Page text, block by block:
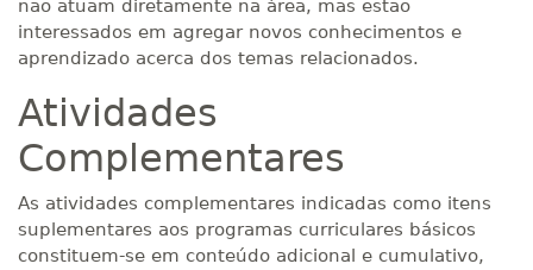
não atuam diretamente na área, mas estão
interessados em agregar novos conhecimentos e
aprendizado acerca dos temas relacionados.
Atividades
Complementares
As atividades complementares indicadas como itens
suplementares aos programas curriculares básicos
constituem-se em conteúdo adicional e cumulativo,